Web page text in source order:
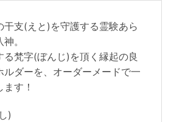
干支(えと)を守護する霊験あら
。
る梵字(ぼんじ)を頂く縁起の良
ルダーを、オーダーメードで一
す！
)